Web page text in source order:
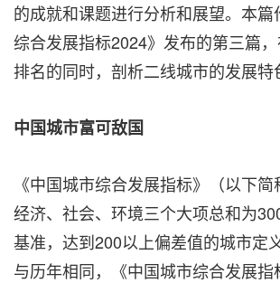
的成就和课题进行分析和展望。本篇
综合发展指标2024》发布的第三篇
排名的同时，剖析二线城市的发展特
中国城市富可敌国
《中国城市综合发展指标》（以下
经济、社会、环境三个大项总和为
基准，达到200以上偏差值的城市定
与历年相同，《中国城市综合发展